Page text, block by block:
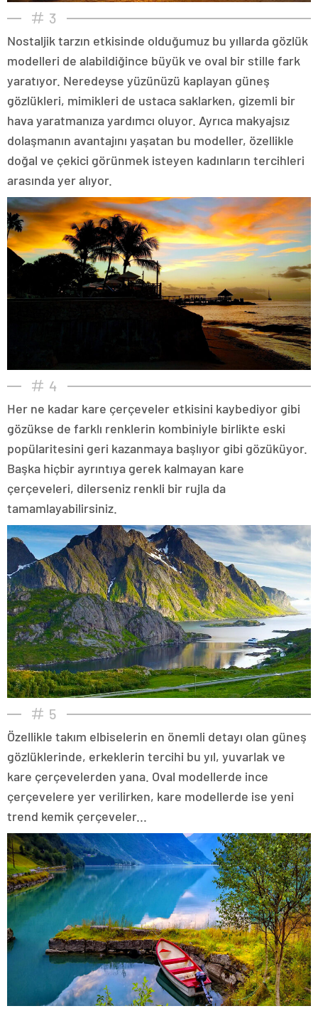
3
Nostaljik tarzın etkisinde olduğumuz bu yıllarda gözlük
modelleri de alabildiğince büyük ve oval bir stille fark
yaratıyor. Neredeyse yüzünüzü kaplayan güneş
gözlükleri, mimikleri de ustaca saklarken, gizemli bir
hava yaratmanıza yardımcı oluyor. Ayrıca makyajsız
dolaşmanın avantajını yaşatan bu modeller, özellikle
doğal ve çekici görünmek isteyen kadınların tercihleri
arasında yer alıyor.
4
Her ne kadar kare çerçeveler etkisini kaybediyor gibi
gözükse de farklı renklerin kombiniyle birlikte eski
popülaritesini geri kazanmaya başlıyor gibi gözüküyor.
Başka hiçbir ayrıntıya gerek kalmayan kare
çerçeveleri, dilerseniz renkli bir rujla da
tamamlayabilirsiniz.
5
Özellikle takım elbiselerin en önemli detayı olan güneş
gözlüklerinde, erkeklerin tercihi bu yıl, yuvarlak ve
kare çerçevelerden yana. Oval modellerde ince
çerçevelere yer verilirken, kare modellerde ise yeni
trend kemik çerçeveler...